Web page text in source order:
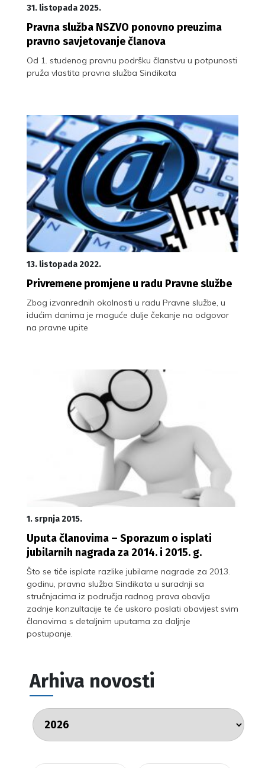
31. listopada 2025.
Pravna služba NSZVO ponovno preuzima
pravno savjetovanje članova
Od 1. studenog pravnu podršku članstvu u potpunosti
pruža vlastita pravna služba Sindikata
13. listopada 2022.
Privremene promjene u radu Pravne službe
Zbog izvanrednih okolnosti u radu Pravne službe, u
idućim danima je moguće dulje čekanje na odgovor
na pravne upite
1. srpnja 2015.
Uputa članovima – Sporazum o isplati
jubilarnih nagrada za 2014. i 2015. g.
Što se tiče isplate razlike jubilarne nagrade za 2013.
godinu, pravna služba Sindikata u suradnji sa
stručnjacima iz područja radnog prava obavlja
zadnje konzultacije te će uskoro poslati obavijest svim
članovima s detaljnim uputama za daljnje
postupanje.
Arhiva novosti